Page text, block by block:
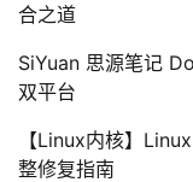
合之道
SiYuan 思源笔记
双平台
【Linux内核】
整修复指南